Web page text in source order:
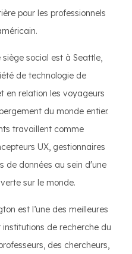
pour les professionnels
siège social est à Seattle,
de technologie de
en relation les voyageurs
du monde entier.
travaillent comme
UX, gestionnaires
de données au sein d'une
sur le monde.
est l’une des meilleures
de recherche du
des chercheurs,